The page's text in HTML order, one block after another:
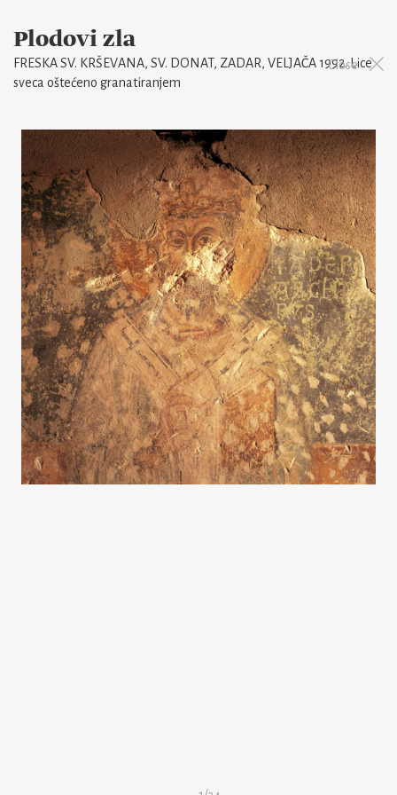
Plodovi zla
FRESKA SV. KRŠEVANA, SV. DONAT, ZADAR, VELJAČA 1992. Lice
sveca oštećeno granatiranjem
Close